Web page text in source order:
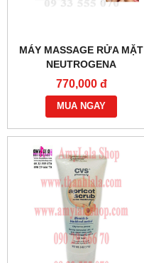
MÁY MASSAGE RỬA MẶT
NEUTROGENA
WAVE®SONIC DUO 2
SPEED POWER CLEANSER
- 0902966670 - 0933555070
:
770,000 đ
MUA NGAY